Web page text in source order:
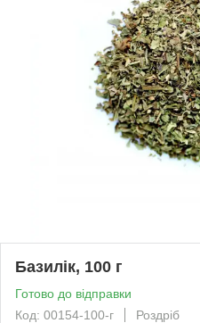
Базилік, 100 г
Готово до відправки
Код: 00154-100-г
Роздріб